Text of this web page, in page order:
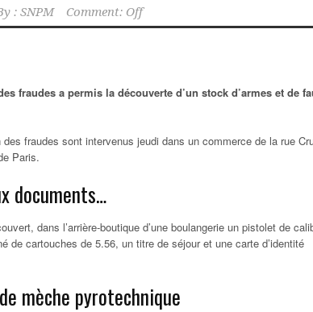
: SNPM Comment: Off
fraudes a permis la découverte d’un stock d’armes et de
des fraudes sont intervenus jeudi dans un commerce de la rue
Paris.
documents…
dans l’arrière-boutique d’une boulangerie un pistolet de
de cartouches de 5.56, un titre de séjour et une carte d’identité
mèche pyrotechnique